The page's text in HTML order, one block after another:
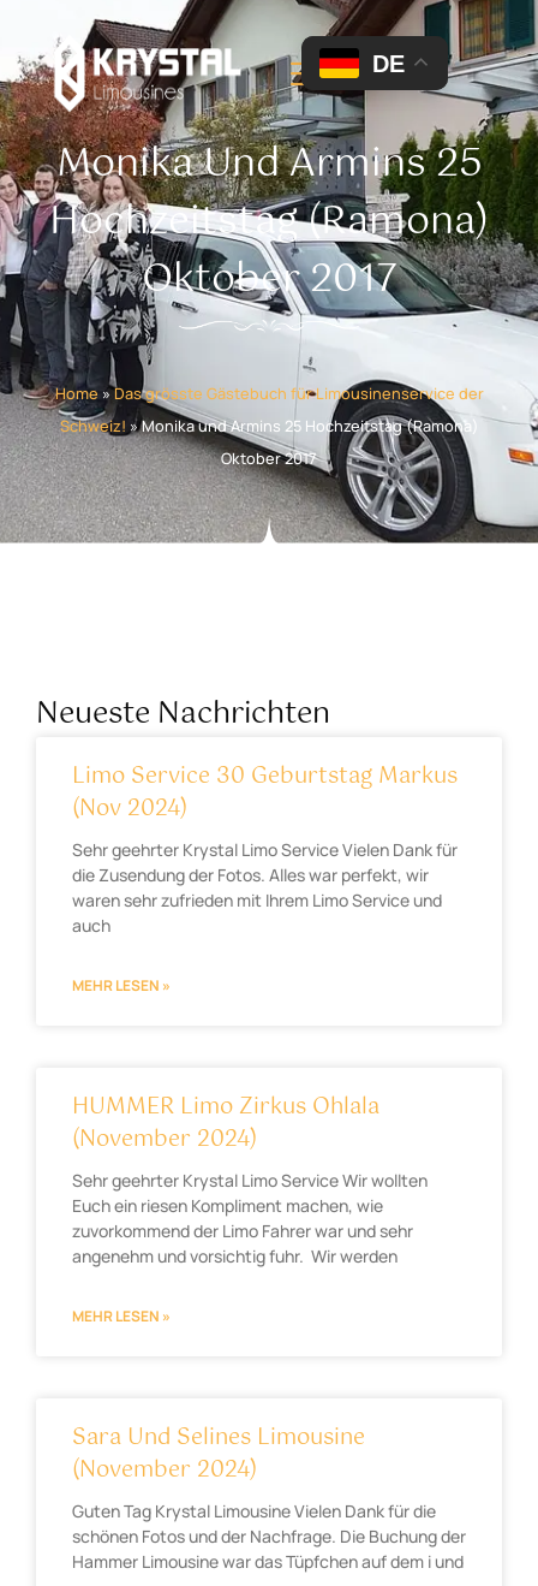
Monika Und Armins 25
Hochzeitstag (Ramona)
Oktober 2017
Home »Das grösste Gästebuch für Limousinenservice der
Schweiz! »Monika und Armins 25 Hochzeitstag (Ramona)
Oktober 2017
Neueste Nachrichten
Limo Service 30 Geburtstag Markus
(Nov 2024)
Sehr geehrter Krystal Limo Service Vielen Dank für
die Zusendung der Fotos. Alles war perfekt, wir
waren sehr zufrieden mit Ihrem Limo Service und
auch
MEHR LESEN »
HUMMER Limo Zirkus Ohlala
(November 2024)
Sehr geehrter Krystal Limo Service Wir wollten
Euch ein riesen Kompliment machen, wie
zuvorkommend der Limo Fahrer war und sehr
angenehm und vorsichtig fuhr. Wir werden
MEHR LESEN »
Sara Und Selines Limousine
(November 2024)
Guten Tag Krystal Limousine Vielen Dank für die
schönen Fotos und der Nachfrage. Die Buchung der
Hammer Limousine war das Tüpfchen auf dem i und
DE